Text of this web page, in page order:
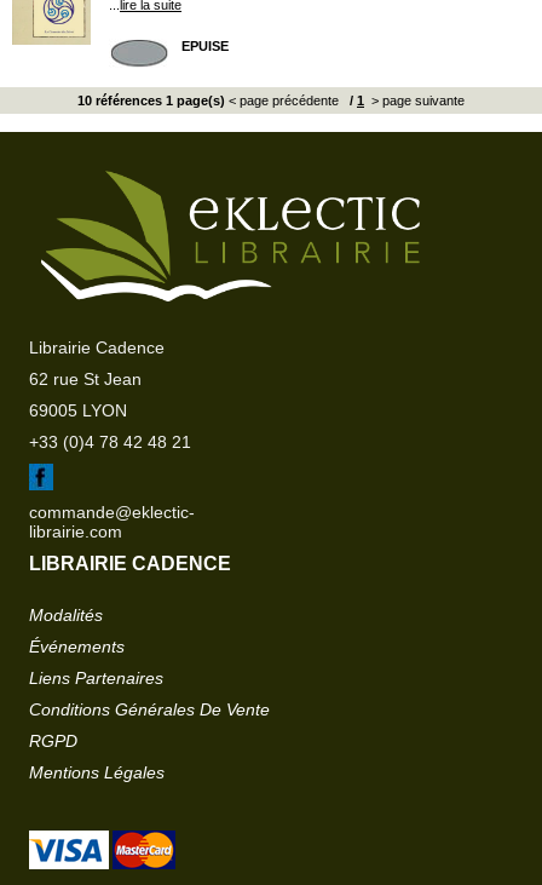
lire la suite
EPUISE
10 références 1 page(s) < page précédente / 1 > page suivante
Librairie Cadence
62 rue St Jean
69005 LYON
+33 (0)4 78 42 48 21
commande@eklectic-
librairie.com
LIBRAIRIE CADENCE
Modalités
Événements
Liens Partenaires
Conditions Générales De Vente
RGPD
Mentions Légales